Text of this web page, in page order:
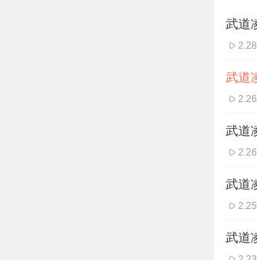
武道
武道
武道
武道
武道